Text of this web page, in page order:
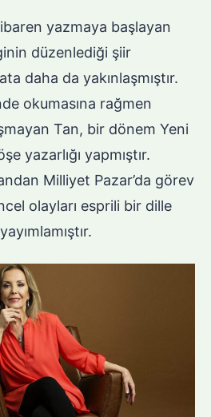
yazmaya başlayan
düzenlediği şiir
daha da yakınlaşmıştır.
okumasına rağmen
Tan, bir dönem Yeni
yazarlığı yapmıştır.
Milliyet Pazar’da görev
olayları esprili bir dille